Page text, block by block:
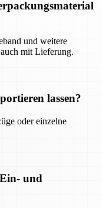
und weitere
mit Lieferung.
lassen?
oder einzelne
und